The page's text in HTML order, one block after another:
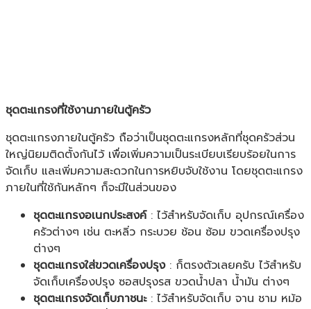
ชุดตะแกรงที่ใช้งานภายในตู้ครัว
ชุดตะแกรงภายในตู้ครัว ถือว่าเป็นชุดตะแกรงหลักที่ชุดครัวส่วน
ใหญ่นิยมติดตั้งกันไว้ เพื่อเพิ่มความเป็นระเบียบเรียบร้อยในการ
จัดเก็บ และเพิ่มความสะดวกในการหยิบจับใช้งาน โดยชุดตะแกรง
ภายในที่ใช้กันหลักๆ ก็จะมีในส่วนของ
ชุดตะแกรงอเนกประสงค์: ไว้สำหรับจัดเก็บ อุปกรณ์เครื่อง
ครัวต่างๆ เช่น ตะหลิ่ว กระบวย ช้อน ซ้อม ขวดเครื่องปรุง
ต่างๆ
ชุดตะแกรงใส่ขวดเครื่องปรุง: ก็ตรงตัวเลยครับ ไว้สำหรับ
จัดเก็บเครื่องปรุง ซอสปรุงรส ขวดน้ำปลา น้ำมัน ต่างๆ
ชุดตะแกรงจัดเก็บภาชนะ: ไว้สำหรับจัดเก็บ จาน ชาม หม้อ